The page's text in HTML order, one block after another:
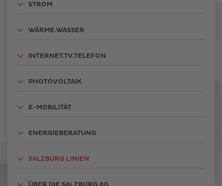
STROM
WÄRME.WASSER
INTERNET.TV.TELEFON
PHOTOVOLTAIK
E-MOBILITÄT
ENERGIEBERATUNG
SALZBURG LINIEN